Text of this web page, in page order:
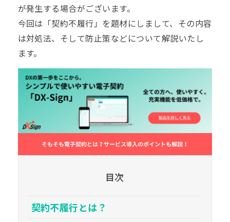
が発生する場合がございます。
今回は「契約不履行」を題材にしまして、その内容
は対処法、そして防止策などについて解説いたし
ます。
目次
契約不履行とは？